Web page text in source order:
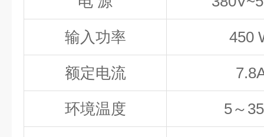
输入功率 450
额定电流 7.8
环境温度 5～ 35